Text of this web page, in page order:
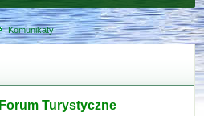
Komunikaty
Turystyczne